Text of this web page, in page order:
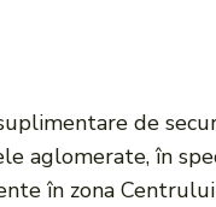
de
aglomerate, în
în zona Centrului